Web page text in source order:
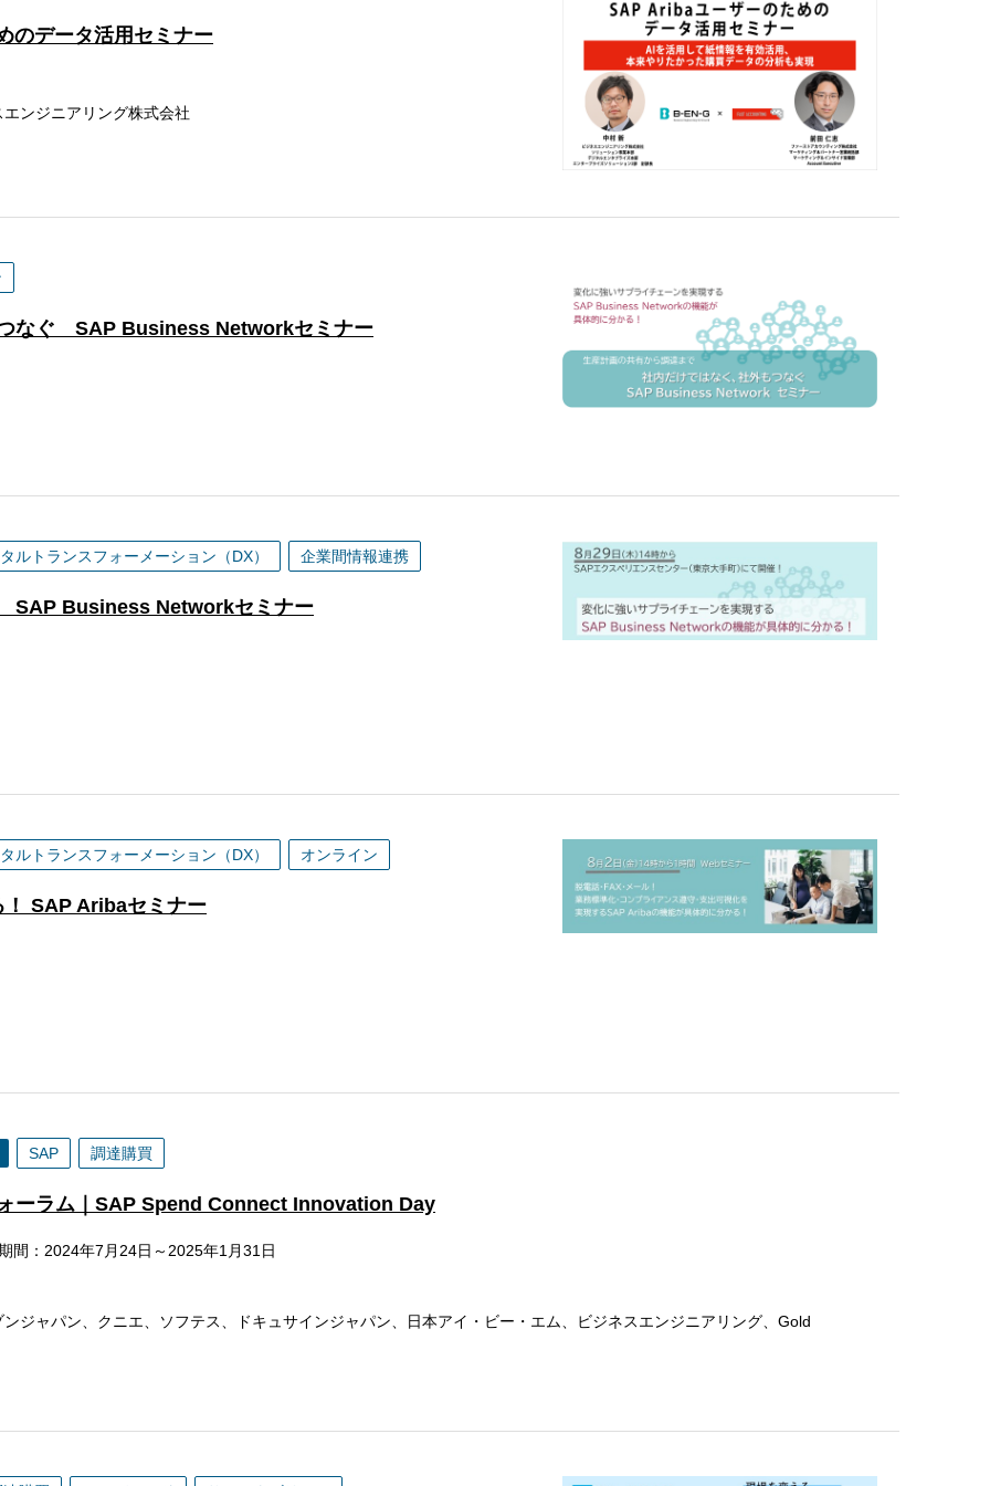
のデータ活用セミナー
ンジニアリング株式会社
なぐ SAP Business Networkセミナー
ルトランスフォーメーション（DX） 企業間情報連携
SAP Business Networkセミナー
ルトランスフォーメーション（DX） オンライン
SAP Aribaセミナー
SAP 調達購買
ーラム｜SAP Spend Connect Innovation Day
：2024年7月24日～2025年1月31日
ジャパン、クニエ、ソフテス、ドキュサインジャパン、日本アイ・ビー・エム、ビジネスエンジニアリング、Gold